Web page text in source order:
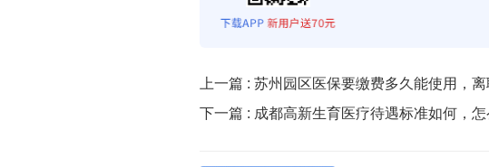
上一篇 : 苏州园区医保要缴费多久能使用，
下一篇 : 成都高新生育医疗待遇标准如何，